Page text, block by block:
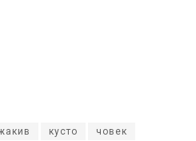
кусто човек